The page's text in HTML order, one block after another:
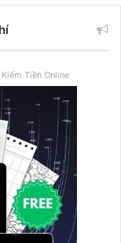
Tiền Online